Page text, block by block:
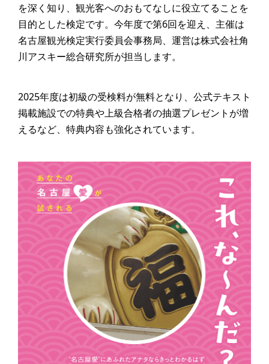
を深く知り、観光客へのおもてなしに役立てることを
目的とした検定です。今年度で第6回を迎え、主催は
名古屋観光検定実行委員会事務局、運営は株式会社角
川アスキー総合研究所が担当します。
2025年度は初級の受検料が無料となり、公式テキスト
掲載施設での特典や上級合格者の抽選プレゼントが増
えるなど、特典内容も強化されています。